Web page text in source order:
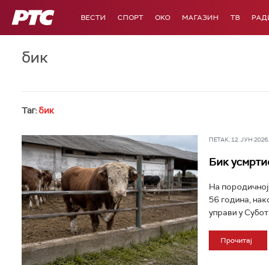
РТС ВЕСТИ СПОРТ OKO МАГАЗИН ТВ
бик
Таг:бик
ПЕТАК, 12. ЈУН
Бик
На
56 година,
управи у
Прочитај